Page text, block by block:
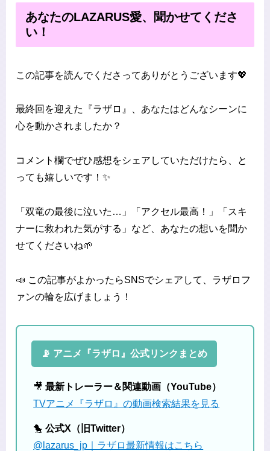
あなたのLAZARUS愛、聞かせてくださ
い！
この記事を読んでくださってありがとうございます💖
最終回を迎えた『ラザロ』、あなたはどんなシーンに
心を動かされましたか？
コメント欄でぜひ感想をシェアしていただけたら、と
っても嬉しいです！✨
「双竜の最後に泣いた…」「アクセル最高！」「スキ
ナーに救われた気がする」など、あなたの想いを聞か
せてくださいね🌱
📣 この記事がよかったらSNSでシェアして、ラザロフ
ァンの輪を広げましょう！
📡 アニメ『ラザロ』公式リンクまとめ
🎥最新トレーラー＆関連動画（YouTube）
TVアニメ『ラザロ』の動画検索結果を見る
🐤公式X（旧Twitter）
@lazarus_jp｜ラザロ最新情報はこちら